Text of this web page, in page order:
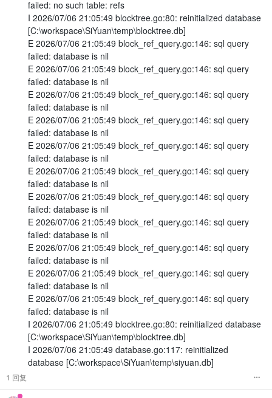
failed: no such table: refs
I 2026/07/06 21:05:49 blocktree.go:80: reinitialized database
[C:\workspace\SiYuan\temp\blocktree.db]
E 2026/07/06 21:05:49 block_ref_query.go:146: sql query
failed: database is nil
E 2026/07/06 21:05:49 block_ref_query.go:146: sql query
failed: database is nil
E 2026/07/06 21:05:49 block_ref_query.go:146: sql query
failed: database is nil
E 2026/07/06 21:05:49 block_ref_query.go:146: sql query
failed: database is nil
E 2026/07/06 21:05:49 block_ref_query.go:146: sql query
failed: database is nil
E 2026/07/06 21:05:49 block_ref_query.go:146: sql query
failed: database is nil
E 2026/07/06 21:05:49 block_ref_query.go:146: sql query
failed: database is nil
E 2026/07/06 21:05:49 block_ref_query.go:146: sql query
failed: database is nil
E 2026/07/06 21:05:49 block_ref_query.go:146: sql query
failed: database is nil
E 2026/07/06 21:05:49 block_ref_query.go:146: sql query
failed: database is nil
E 2026/07/06 21:05:49 block_ref_query.go:146: sql query
failed: database is nil
I 2026/07/06 21:05:49 blocktree.go:80: reinitialized database
[C:\workspace\SiYuan\temp\blocktree.db]
I 2026/07/06 21:05:49 database.go:117: reinitialized
database [C:\workspace\SiYuan\temp\siyuan.db]
1 回复